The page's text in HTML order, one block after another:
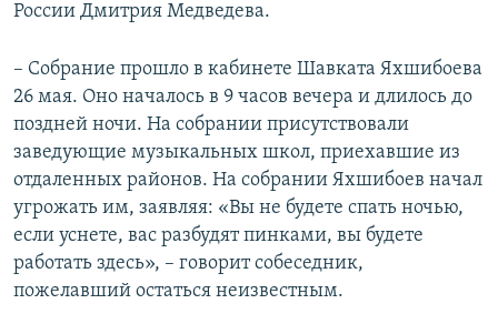
России Дмитрия Медведева.
– Собрание прошло в кабинете Шавката Яхшибоева
26 мая. Оно началось в 9 часов вечера и длилось до
поздней ночи. На собрании присутствовали
заведующие музыкальных школ, приехавшие из
отдаленных районов. На собрании Яхшибоев начал
угрожать им, заявляя: «Вы не будете спать ночью,
если уснете, вас разбудят пинками, вы будете
работать здесь», – говорит собеседник,
пожелавший остаться неизвестным.